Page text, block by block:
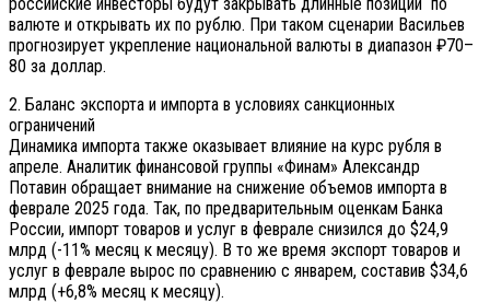
валюте и открывать их по рублю. При таком сценарии Васильев
прогнозирует укрепление национальной валюты в диапазон ₽70–
80 за доллар.
2. Баланс экспорта и импорта в условиях санкционных
ограничений
Динамика импорта также оказывает влияние на курс рубля в
апреле. Аналитик финансовой группы «Финам» Александр
Потавин обращает внимание на снижение объемов импорта в
феврале 2025 года. Так, по предварительным оценкам Банка
России, импорт товаров и услуг в феврале снизился до $24,9
млрд (-11% месяц к месяцу). В то же время экспорт товаров и
услуг в феврале вырос по сравнению с январем, составив $34,6
млрд (+6,8% месяц к месяцу).